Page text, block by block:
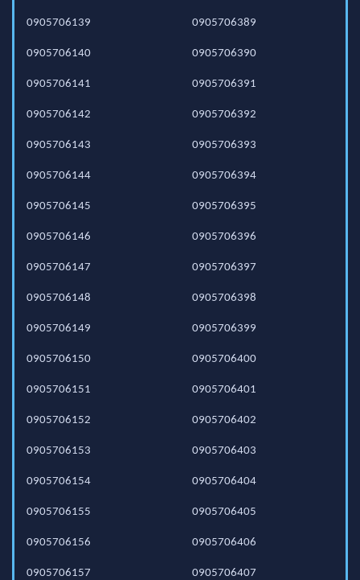
0905706139
0905706140
0905706141
0905706142
0905706143
0905706144
0905706145
0905706146
0905706147
0905706148
0905706149
0905706150
0905706151
0905706152
0905706153
0905706154
0905706155
0905706156
0905706157
0905706389
0905706390
0905706391
0905706392
0905706393
0905706394
0905706395
0905706396
0905706397
0905706398
0905706399
0905706400
0905706401
0905706402
0905706403
0905706404
0905706405
0905706406
0905706407